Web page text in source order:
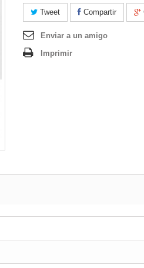
Tweet Compartir
Enviar a un amigo
Imprimir